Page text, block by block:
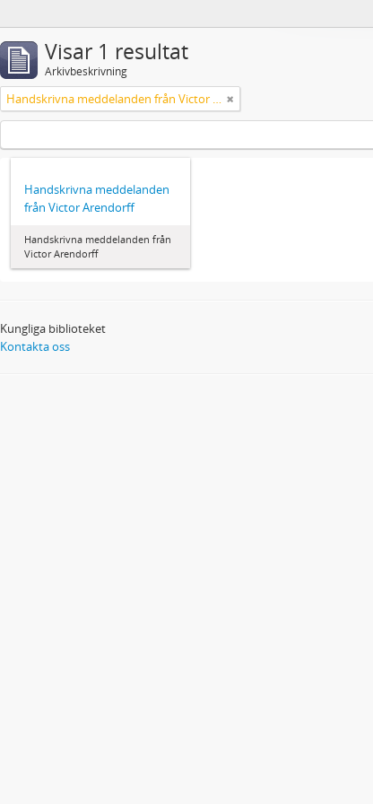
Visar 1 resultat
Arkivbeskrivning
Handskrivna meddelanden från Victor Arendorff
Handskrivna meddelanden
från Victor Arendorff
Handskrivna meddelanden från
Victor Arendorff
Kungliga biblioteket
Kontakta oss